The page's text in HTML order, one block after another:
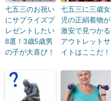
七五三のお祝い
にサプライズプ
レゼントしたい
8選！3歳5歳男
の子が大喜び！
七五三に三歳女
児の正絹着物が
激安で見つかる
アウトレットサ
イトはここだ！